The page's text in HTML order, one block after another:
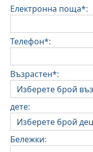
Електронна поща*:
Телефон*:
Възрастен*:
дете:
Бележки: